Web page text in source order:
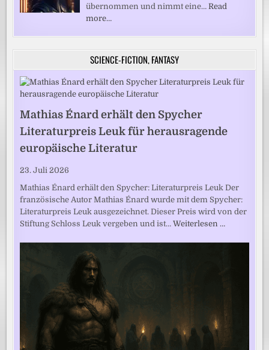
übernommen und nimmt eine…Read
more…
SCIENCE-FICTION, FANTASY
Mathias Énard erhält den Spycher
Literaturpreis Leuk für herausragende
europäische Literatur
23. Juli 2026
Mathias Énard erhält den Spycher: Literaturpreis Leuk Der
französische Autor Mathias Énard wurde mit dem Spycher:
Literaturpreis Leuk ausgezeichnet. Dieser Preis wird von der
Stiftung Schloss Leuk vergeben und ist…Weiterlesen …